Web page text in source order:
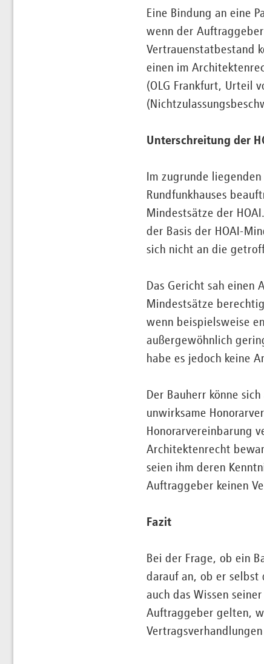
Eine Bindung an eine
wenn der
Vertrauenstatbestand
einen im
(OLG Frankfurt, Urteil
Unterschreitung der
Im zugrunde
Rundfunkhauses
Mindestsätze der
der Basis der HOAI-
sich nicht an die
Das Gericht sah einen
Mindestsätze
wenn beispielsweise
außergewöhnlich
habe es jedoch keine
Der Bauherr könne
unwirksame
Honorarvereinbarung
Architektenrecht
seien ihm deren
Auftraggeber keinen
Fazit
Bei der Frage, ob ein
darauf an, ob er selbst
auch das Wissen
Auftraggeber gelten,